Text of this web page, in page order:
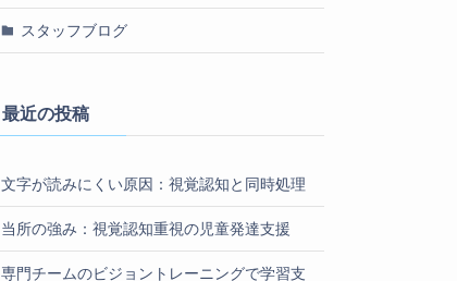
スタッフブログ
最近の投稿
文字が読みにくい原因：視覚認知と同時処理
当所の強み：視覚認知重視の児童発達支援
専門チームのビジョントレーニングで学習支